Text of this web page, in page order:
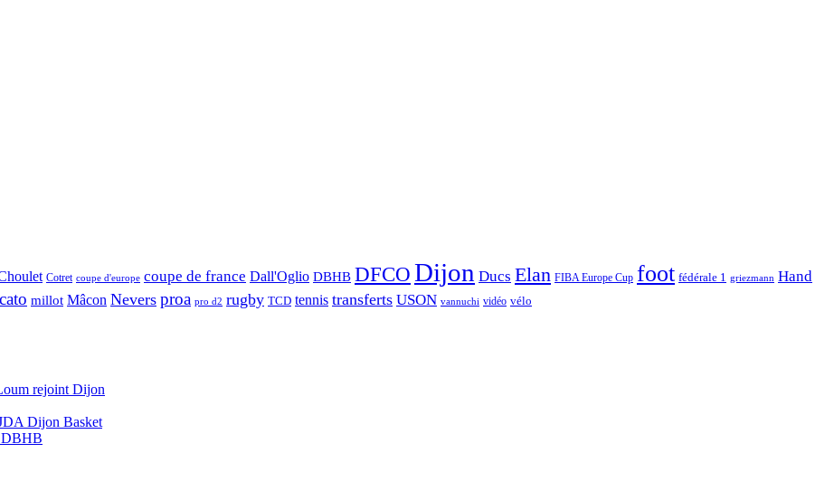
Cotret coupe d'europe coupe de france Dall'Oglio DBHB DFCODijon Ducs Elan FIBA Europe Cup foot fédérale 1 griezmann Hand
millot Mâcon Nevers proa pro d2 rugby TCD tennis transferts USON vannuchi vidéo vélo
rejoint Dijon
Dijon Basket
DBHB